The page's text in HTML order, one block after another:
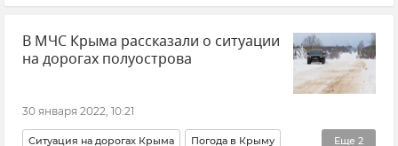
Общественно-политическая ситуация на Украине
Ситуация в Донбассе: новости и комментарии
Россия
В МЧС Крыма рассказали о ситуации
на дорогах полуострова
30 января 2022, 10:21
Еще 2
Ситуация на дорогах Крыма Погода в Крыму